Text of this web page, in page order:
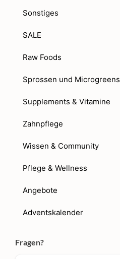
Sonstiges
SALE
Raw Foods
Sprossen und Microgreens
Supplements & Vitamine
Zahnpflege
Wissen & Community
Pflege & Wellness
Angebote
Adventskalender
Fragen?